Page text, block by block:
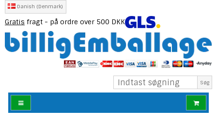
Danish (Denmark)
Gratis fragt - på ordre over 500 DKK
Søg